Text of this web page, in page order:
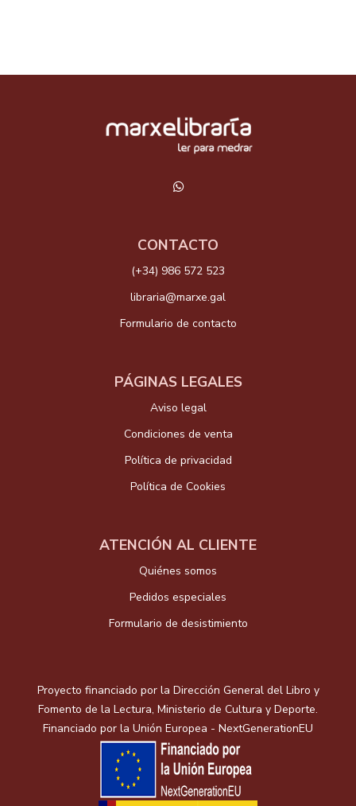
CONTACTO
(+34) 986 572 523
libraria@marxe.gal
Formulario de contacto
PÁGINAS LEGALES
Aviso legal
Condiciones de venta
Política de privacidad
Política de Cookies
ATENCIÓN AL CLIENTE
Quiénes somos
Pedidos especiales
Formulario de desistimiento
Proyecto financiado por la Dirección General del Libro y
Fomento de la Lectura, Ministerio de Cultura y Deporte.
Financiado por la Unión Europea - NextGenerationEU